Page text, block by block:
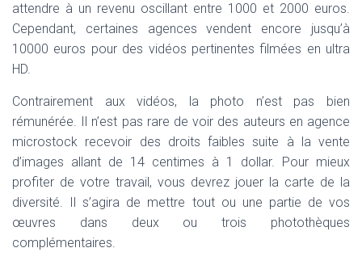
attendre à un revenu oscillant entre 1000 et 2000 euros.
Cependant, certaines agences vendent encore jusqu’à
10000 euros pour des vidéos pertinentes filmées en ultra
HD.
Contrairement aux vidéos, la photo n’est pas bien
rémunérée. Il n’est pas rare de voir des auteurs en agence
microstock recevoir des droits faibles suite à la vente
d’images allant de 14 centimes à 1 dollar. Pour mieux
profiter de votre travail, vous devrez jouer la carte de la
diversité. Il s’agira de mettre tout ou une partie de vos
œuvres dans deux ou trois photothèques
complémentaires.